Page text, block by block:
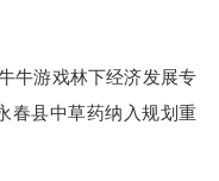
游戏林下经济发展专
春县中草药纳入规划重